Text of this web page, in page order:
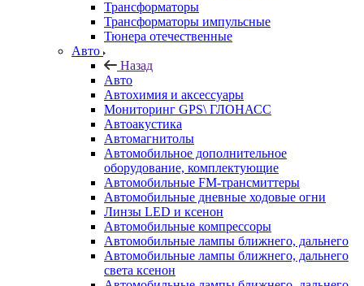
Трансформаторы
Трансформаторы импульсные
Тюнера отечественные
Авто
Назад
Авто
Автохимия и аксессуары
Мониторинг GPS\ ГЛОНАСС
Автоакустика
Автомагнитолы
Автомобильное дополнительное
оборудование, комплектующие
Автомобильные FM-трансмиттеры
Автомобильные дневные ходовые огни
Линзы LED и ксенон
Автомобильные компрессоры
Автомобильные лампы ближнего, дальнего
Автомобильные лампы ближнего, дальнего
света ксенон